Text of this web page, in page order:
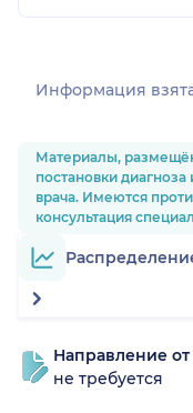
Информация
Материалы,
постановки
врача. Имеются
консультация
Направление от
не требуется